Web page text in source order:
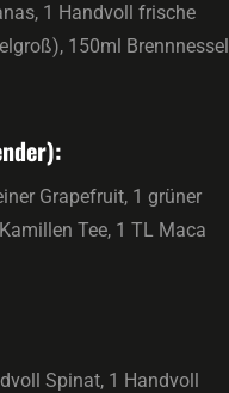
1 Handvoll frische
150ml Brennnessel
Grapefruit, 1 grüner
Tee, 1 TL Maca
Spinat, 1 Handvoll